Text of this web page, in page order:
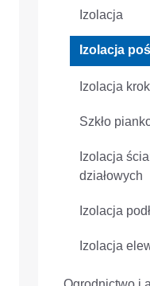
Izolacja
Izolacja
Izolacja
Szkło
Izolacja
działowych
Izolacja
Izolacja